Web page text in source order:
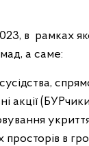
в рамках
а саме:
акції
в